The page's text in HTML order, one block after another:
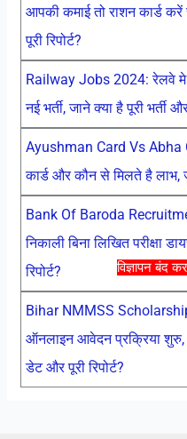
विज्ञापन बंद
आपकी कमाई तो राशन कार्ड
पूरी रिपोर्ट?
Railway Jobs 2024: रेलवे मे
नई भर्ती, जाने क्या है पूरी भर्ती
Ayushman Card Vs Abha
कार्ड और कौन से मिलते है लाभ,
Bank Of Baroda
निकाली बिना लिखित परीक्षा
रिपोर्ट?
Bihar NMMSS
ऑनलाइन आवेदन प्रक्रिया शुरु,
डेट और पूरी रिपोर्ट?